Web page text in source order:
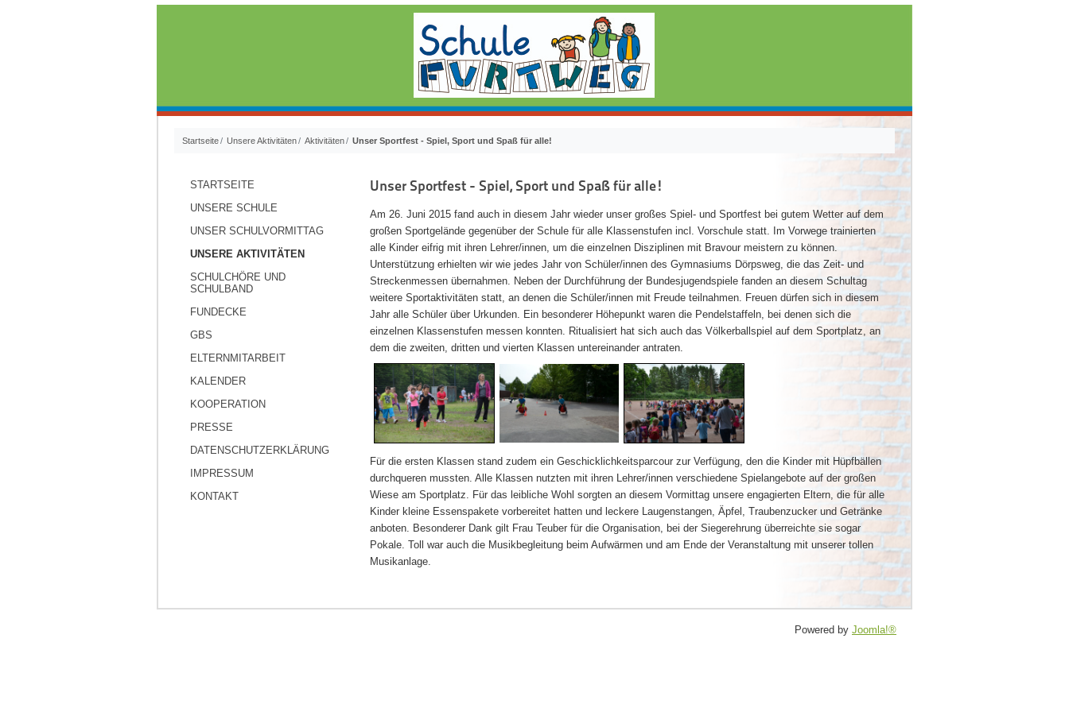
Startseite Unsere Aktivitäten Aktivitäten Unser Sportfest - Spiel, Sport und Spaß für alle!
STARTSEITE
UNSERE SCHULE
UNSER SCHULVORMITTAG
UNSERE AKTIVITÄTEN
SCHULCHÖRE UND
SCHULBAND
FUNDECKE
GBS
ELTERNMITARBEIT
KALENDER
KOOPERATION
PRESSE
DATENSCHUTZERKLÄRUNG
IMPRESSUM
KONTAKT
Unser Sportfest - Spiel, Sport und Spaß für alle!
Am 26. Juni 2015 fand auch in diesem Jahr wieder unser großes Spiel- und Sportfest bei gutem Wetter auf dem
großen Sportgelände gegenüber der Schule für alle Klassenstufen incl. Vorschule statt. Im Vorwege trainierten
alle Kinder eifrig mit ihren Lehrer/innen, um die einzelnen Disziplinen mit Bravour meistern zu können.
Unterstützung erhielten wir wie jedes Jahr von Schüler/innen des Gymnasiums Dörpsweg, die das Zeit- und
Streckenmessen übernahmen. Neben der Durchführung der Bundesjugendspiele fanden an diesem Schultag
weitere Sportaktivitäten statt, an denen die Schüler/innen mit Freude teilnahmen. Freuen dürfen sich in diesem
Jahr alle Schüler über Urkunden. Ein besonderer Höhepunkt waren die Pendelstaffeln, bei denen sich die
einzelnen Klassenstufen messen konnten. Ritualisiert hat sich auch das Völkerballspiel auf dem Sportplatz, an
dem die zweiten, dritten und vierten Klassen untereinander antraten.
Für die ersten Klassen stand zudem ein Geschicklichkeitsparcour zur Verfügung, den die Kinder mit Hüpfbällen
durchqueren mussten. Alle Klassen nutzten mit ihren Lehrer/innen verschiedene Spielangebote auf der großen
Wiese am Sportplatz. Für das leibliche Wohl sorgten an diesem Vormittag unsere engagierten Eltern, die für alle
Kinder kleine Essenspakete vorbereitet hatten und leckere Laugenstangen, Äpfel, Traubenzucker und Getränke
anboten. Besonderer Dank gilt Frau Teuber für die Organisation, bei der Siegerehrung überreichte sie sogar
Pokale. Toll war auch die Musikbegleitung beim Aufwärmen und am Ende der Veranstaltung mit unserer tollen
Musikanlage.
Powered by Joomla!®